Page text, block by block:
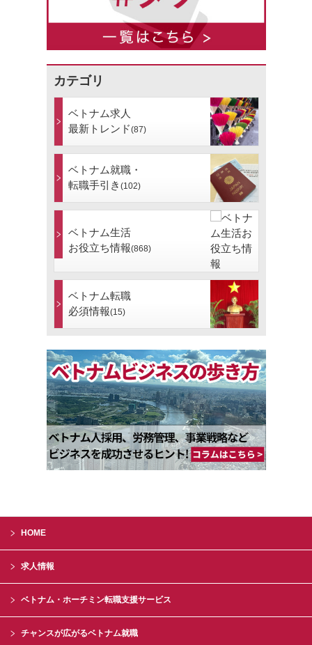
カテゴリ
ベトナム求人
最新トレンド(87)
ベトナム就職・
転職手引き (102)
ベトナム生活
お役立ち情報(868)
ベトナム転職
必須情報(15)
HOME
求人情報
ベトナム・ホーチミン転職支援サービス
チャンスが広がるベトナム就職